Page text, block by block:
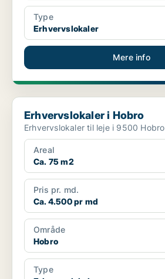
Type
Erhvervslokaler
Mere info
Erhvervslokaler i Hobro
Erhvervslokaler i Hobro
Erhvervslokaler til leje i 9500 Hobro
Areal
Ca. 75 m2
Pris pr. md.
Ca. 4.500 pr md
Område
Hobro
Type